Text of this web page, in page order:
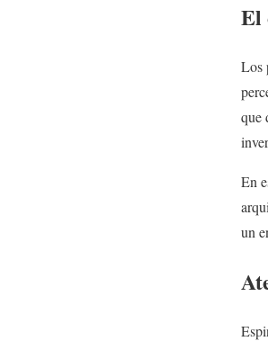
El
Los
que
En
un